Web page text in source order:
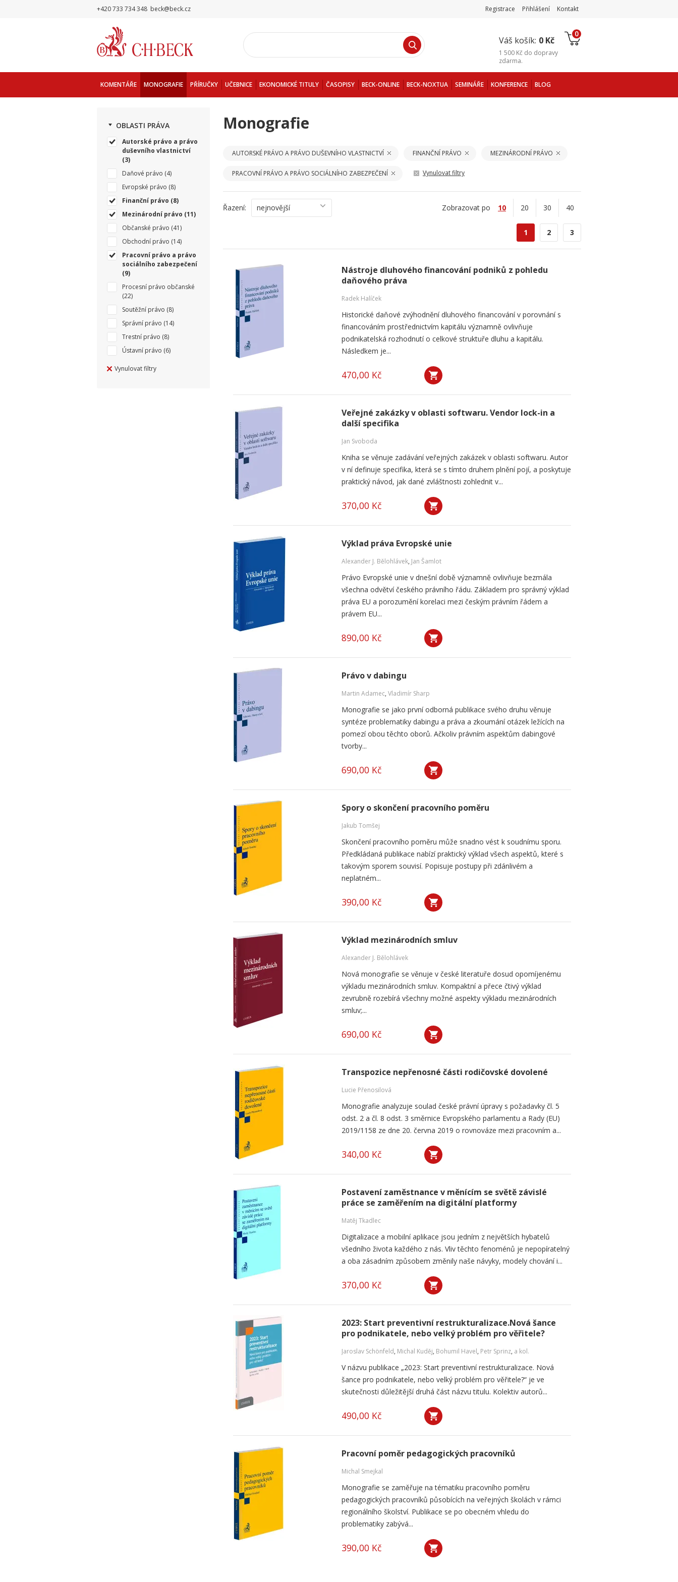
+420 733 734 348 beck@beck.cz Registrace Přihlášení Kontakt
Váš košík: 0 Kč
0
1 500 Kč do dopravy
zdarma.
KOMENTÁŘE MONOGRAFIE PŘÍRUČKY UČEBNICE EKONOMICKÉ TITULY ČASOPISY BECK-ONLINE BECK-NOXTUA SEMINÁŘE KONFERENCE BLOG
OBLASTI PRÁVA
Autorské právo a právo
duševního vlastnictví
(3)
Daňové právo (4)
Evropské právo (8)
Finanční právo (8)
Mezinárodní právo (11)
Občanské právo (41)
Obchodní právo (14)
Pracovní právo a právo
sociálního zabezpečení
(9)
Procesní právo občanské
(22)
Soutěžní právo (8)
Správní právo (14)
Trestní právo (8)
Ústavní právo (6)
Vynulovat filtry
Monografie
AUTORSKÉ PRÁVO A PRÁVO DUŠEVNÍHO VLASTNICTVÍ FINANČNÍ PRÁVO MEZINÁRODNÍ PRÁVO
PRACOVNÍ PRÁVO A PRÁVO SOCIÁLNÍHO ZABEZPEČENÍ Vynulovat filtry
Řazení: nejnovější Zobrazovat po 10 20 30 40
1 2 3
Nástroje dluhového financování podniků z pohledu
daňového práva
Radek Halíček
Historické daňové zvýhodnění dluhového financování v porovnání s
financováním prostřednictvím kapitálu významně ovlivňuje
podnikatelská rozhodnutí o celkové struktuře dluhu a kapitálu.
Následkem je...
470,00 Kč
Veřejné zakázky v oblasti softwaru. Vendor lock-in a
další specifika
Jan Svoboda
Kniha se věnuje zadávání veřejných zakázek v oblasti softwaru. Autor
v ní definuje specifika, která se s tímto druhem plnění pojí, a poskytuje
praktický návod, jak dané zvláštnosti zohlednit v...
370,00 Kč
Výklad práva Evropské unie
Alexander J. Bělohlávek, Jan Šamlot
Právo Evropské unie v dnešní době významně ovlivňuje bezmála
všechna odvětví českého právního řádu. Základem pro správný výklad
práva EU a porozumění korelaci mezi českým právním řádem a
právem EU...
890,00 Kč
Právo v dabingu
Martin Adamec, Vladimír Sharp
Monografie se jako první odborná publikace svého druhu věnuje
syntéze problematiky dabingu a práva a zkoumání otázek ležících na
pomezí obou těchto oborů. Ačkoliv právním aspektům dabingové
tvorby...
690,00 Kč
Spory o skončení pracovního poměru
Jakub Tomšej
Skončení pracovního poměru může snadno vést k soudnímu sporu.
Předkládaná publikace nabízí praktický výklad všech aspektů, které s
takovým sporem souvisí. Popisuje postupy při zdánlivém a
neplatném...
390,00 Kč
Výklad mezinárodních smluv
Alexander J. Bělohlávek
Nová monografie se věnuje v české literatuře dosud opomíjenému
výkladu mezinárodních smluv. Kompaktní a přece čtivý výklad
zevrubně rozebírá všechny možné aspekty výkladu mezinárodních
smluv;...
690,00 Kč
Transpozice nepřenosné části rodičovské dovolené
Lucie Přenosilová
Monografie analyzuje soulad české právní úpravy s požadavky čl. 5
odst. 2 a čl. 8 odst. 3 směrnice Evropského parlamentu a Rady (EU)
2019/1158 ze dne 20. června 2019 o rovnováze mezi pracovním a...
340,00 Kč
Postavení zaměstnance v měnícím se světě závislé
práce se zaměřením na digitální platformy
Matěj Tkadlec
Digitalizace a mobilní aplikace jsou jedním z největších hybatelů
všedního života každého z nás. Vliv těchto fenoménů je nepopíratelný
a oba zásadním způsobem změnily naše návyky, modely chování i...
370,00 Kč
2023: Start preventivní restrukturalizace.Nová šance
pro podnikatele, nebo velký problém pro věřitele?
Jaroslav Schönfeld, Michal Kuděj, Bohumil Havel, Petr Sprinz, a kol.
V názvu publikace „2023: Start preventivní restrukturalizace. Nová
šance pro podnikatele, nebo velký problém pro věřitele?“ je ve
skutečnosti důležitější druhá část názvu titulu. Kolektiv autorů...
490,00 Kč
Pracovní poměr pedagogických pracovníků
Michal Smejkal
Monografie se zaměřuje na tématiku pracovního poměru
pedagogických pracovníků působících na veřejných školách v rámci
regionálního školství. Publikace se po obecném vhledu do
problematiky zabývá...
390,00 Kč